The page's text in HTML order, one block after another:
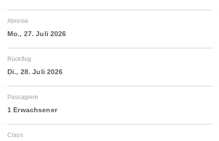
Abreise
Mo., 27. Juli 2026
Rückflug
Di., 28. Juli 2026
Passagiere
1 Erwachsener
Class